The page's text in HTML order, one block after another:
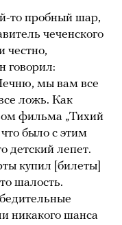
то пробный шар,
чеченского
честно,
говорил:
мы вам все
ложь. Как
фильма „Тихий
было с этим
детский лепет.
купил [билеты]
шалость.
никакого шанса